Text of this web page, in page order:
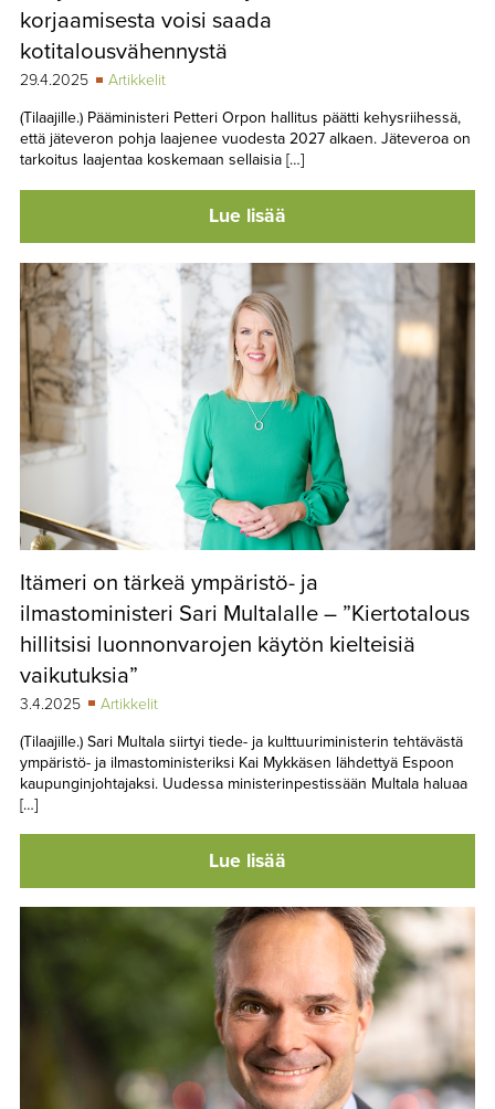
korjaamisesta voisi saada
kotitalousvähennystä
29.4.2025
Artikkelit
(Tilaajille.) Pääministeri Petteri Orpon hallitus päätti kehysriihessä,
että jäteveron pohja laajenee vuodesta 2027 alkaen. Jäteveroa on
tarkoitus laajentaa koskemaan sellaisia […]
Lue lisää
Itämeri on tärkeä ympäristö- ja
ilmastoministeri Sari Multalalle – ”Kiertotalous
hillitsisi luonnonvarojen käytön kielteisiä
vaikutuksia”
3.4.2025
Artikkelit
(Tilaajille.) Sari Multala siirtyi tiede- ja kulttuuriministerin tehtävästä
ympäristö- ja ilmastoministeriksi Kai Mykkäsen lähdettyä Espoon
kaupunginjohtajaksi. Uudessa ministerinpestissään Multala haluaa
[…]
Lue lisää